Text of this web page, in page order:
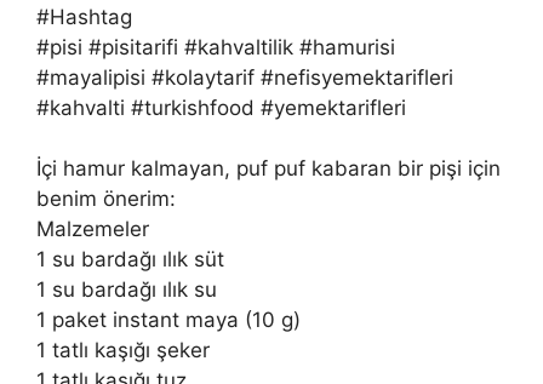
#Hashtag
#pisi #pisitarifi #kahvaltilik #hamurisi
#mayalipisi #kolaytarif #nefisyemektarifleri
#kahvalti #turkishfood #yemektarifleri
İçi hamur kalmayan, puf puf kabaran bir pişi için
benim önerim:
Malzemeler
1 su bardağı ılık süt
1 su bardağı ılık su
1 paket instant maya (10 g)
1 tatlı kaşığı şeker